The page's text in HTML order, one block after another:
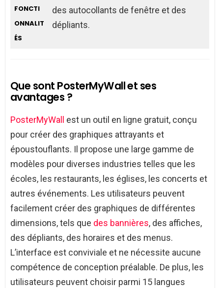
FONCTI
ONNALIT
ÉS
des autocollants de fenêtre et des
dépliants.
Que sont PosterMyWall et ses
avantages ?
PosterMyWall est un outil en ligne gratuit, conçu
pour créer des graphiques attrayants et
époustouflants. Il propose une large gamme de
modèles pour diverses industries telles que les
écoles, les restaurants, les églises, les concerts et
autres événements. Les utilisateurs peuvent
facilement créer des graphiques de différentes
dimensions, tels que des bannières, des affiches,
des dépliants, des horaires et des menus.
L’interface est conviviale et ne nécessite aucune
compétence de conception préalable. De plus, les
utilisateurs peuvent choisir parmi 15 langues